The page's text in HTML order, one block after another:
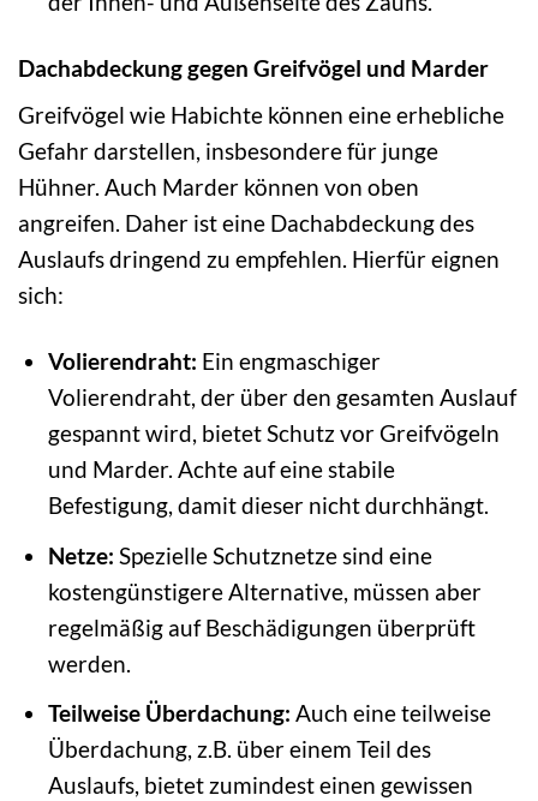
Dachabdeckung gegen Greifvögel und Marder
Greifvögel wie Habichte können eine erhebliche
Gefahr darstellen, insbesondere für junge
Hühner. Auch Marder können von oben
angreifen. Daher ist eine Dachabdeckung des
Auslaufs dringend zu empfehlen. Hierfür eignen
sich:
Volierendraht: Ein engmaschiger
Volierendraht, der über den gesamten Auslauf
gespannt wird, bietet Schutz vor Greifvögeln
und Marder. Achte auf eine stabile
Befestigung, damit dieser nicht durchhängt.
Netze: Spezielle Schutznetze sind eine
kostengünstigere Alternative, müssen aber
regelmäßig auf Beschädigungen überprüft
werden.
Teilweise Überdachung: Auch eine teilweise
Überdachung, z.B. über einem Teil des
Auslaufs, bietet zumindest einen gewissen